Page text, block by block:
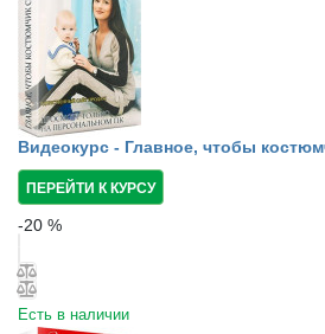
Видеокурс - Главное, чтобы
ПЕРЕЙТИ К КУРСУ
-20 %
Есть в наличии